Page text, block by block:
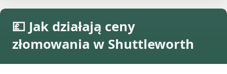
💷 Jak działają ceny
złomowania w Shuttleworth